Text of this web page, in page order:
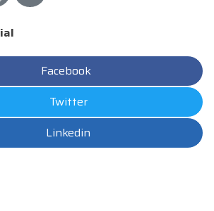
Facebook
Twitter
Linkedin